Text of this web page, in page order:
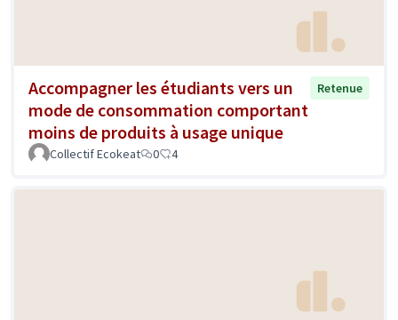
Accompagner les étudiants vers un
mode de consommation comportant
moins de produits à usage unique
Retenue
Collectif Ecokeat 0 4